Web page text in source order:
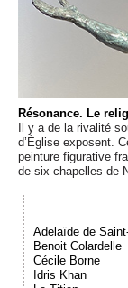
Résonance. Le
Il y a de la rivalité
d’Église exposent.
peinture figurative
de six chapelles de
Adelaïde de
Benoit Colardelle
Cécile Borne
Idris Khan